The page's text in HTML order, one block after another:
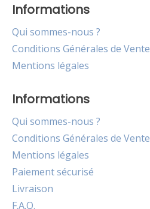
Informations
Qui sommes-nous ?
Conditions Générales de Vente
Mentions légales
Informations
Qui sommes-nous ?
Conditions Générales de Vente
Mentions légales
Paiement sécurisé
Livraison
F.A.Q.